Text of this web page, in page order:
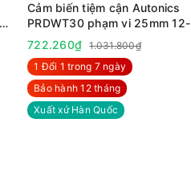
Cảm biến tiệm cận Autonics
PRDWT30 phạm vi 25mm 12-
24VDC
722.260₫
1.031.800₫
1 Đổi 1 trong 7 ngày
Bảo hành 12 tháng
Xuất xứ Hàn Quốc